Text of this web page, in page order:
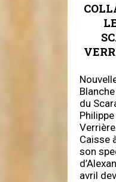
du
Caisse
son
avril